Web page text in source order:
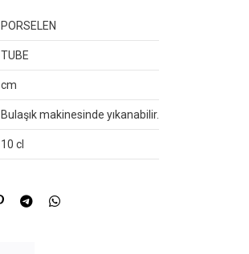
PORSELEN
TUBE
cm
Bulaşık makinesinde yıkanabilir.
10 cl